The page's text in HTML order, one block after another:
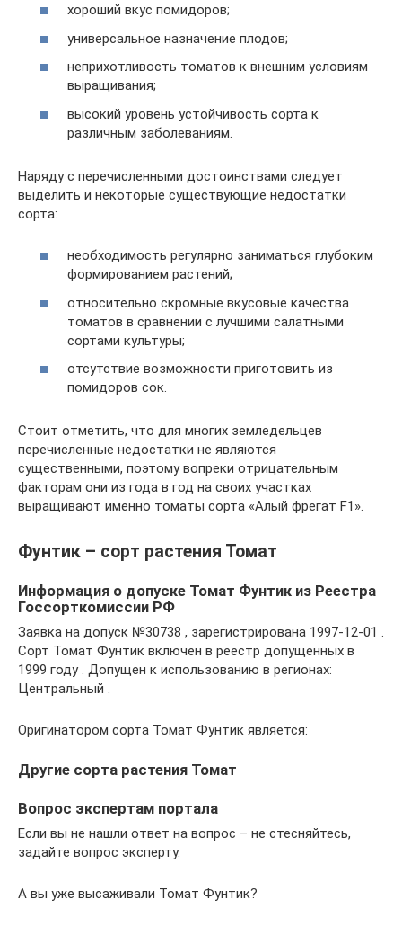
хороший вкус помидоров;
универсальное назначение плодов;
неприхотливость томатов к внешним условиям
выращивания;
высокий уровень устойчивость сорта к
различным заболеваниям.
Наряду с перечисленными достоинствами следует
выделить и некоторые существующие недостатки
сорта:
необходимость регулярно заниматься глубоким
формированием растений;
относительно скромные вкусовые качества
томатов в сравнении с лучшими салатными
сортами культуры;
отсутствие возможности приготовить из
помидоров сок.
Стоит отметить, что для многих земледельцев
перечисленные недостатки не являются
существенными, поэтому вопреки отрицательным
факторам они из года в год на своих участках
выращивают именно томаты сорта «Алый фрегат F1».
Фунтик – сорт растения Томат
Информация о допуске Томат Фунтик из Реестра
Госсорткомиссии РФ
Заявка на допуск №30738 , зарегистрирована 1997-12-01 .
Сорт Томат Фунтик включен в реестр допущенных в
1999 году . Допущен к использованию в регионах:
Центральный .
Оригинатором сорта Томат Фунтик является:
Другие сорта растения Томат
Вопрос экспертам портала
Если вы не нашли ответ на вопрос – не стесняйтесь,
задайте вопрос эксперту.
А вы уже высаживали Томат Фунтик?